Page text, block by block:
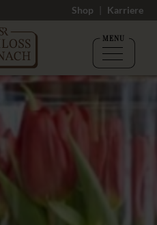
Shop Karriere
MENU